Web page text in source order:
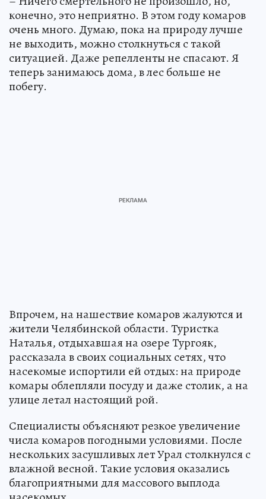
конечно, это неприятно. В этом году комаров
очень много. Думаю, пока на природу лучше
не выходить, можно столкнуться с такой
ситуацией. Даже репелленты не спасают. Я
теперь занимаюсь дома, в лес больше не
побегу.
Впрочем, на нашествие комаров жалуются и
жители Челябинской области. Туристка
Наталья, отдыхавшая на озере Тургояк,
рассказала в своих социальных сетях, что
насекомые испортили ей отдых: на природе
комары облепляли посуду и даже столик, а на
улице летал настоящий рой.
Специалисты объясняют резкое увеличение
числа комаров погодными условиями. После
нескольких засушливых лет Урал столкнулся с
влажной весной. Такие условия оказались
благоприятными для массового выплода